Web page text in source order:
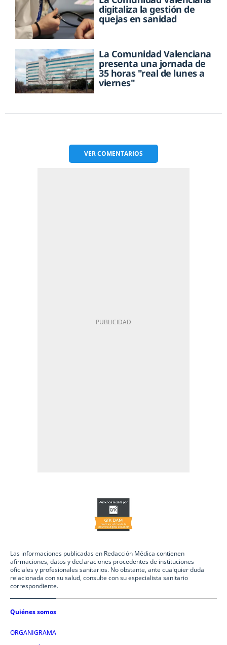
digitaliza la gestión de
quejas en sanidad
La Comunidad Valenciana
presenta una jornada de
35 horas "real de lunes a
viernes"
VERCOMENTARIOS
Las informaciones publicadas en Redacción Médica contienen
afirmaciones, datos y declaraciones procedentes de instituciones
oficiales y profesionales sanitarios. No obstante, ante cualquier duda
relacionada con su salud, consulte con su especialista sanitario
correspondiente.
Quiénes somos
ORGANIGRAMA